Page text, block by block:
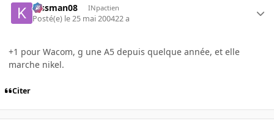
kissman08 INpactien
Posté(e) le 25 mai 200422 a
+1 pour Wacom, g une A5 depuis quelque année, et elle
marche nikel.
Citer